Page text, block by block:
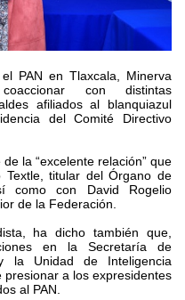
PAN en Tlaxcala, Minerva
con distintas
afiliados al blanquiazul
del Comité Directivo
la “excelente relación” que
titular del Órgano de
como con David Rogelio
de la Federación.
ha dicho también que,
en la Secretaría de
la Unidad de Inteligencia
a los expresidentes
al PAN.